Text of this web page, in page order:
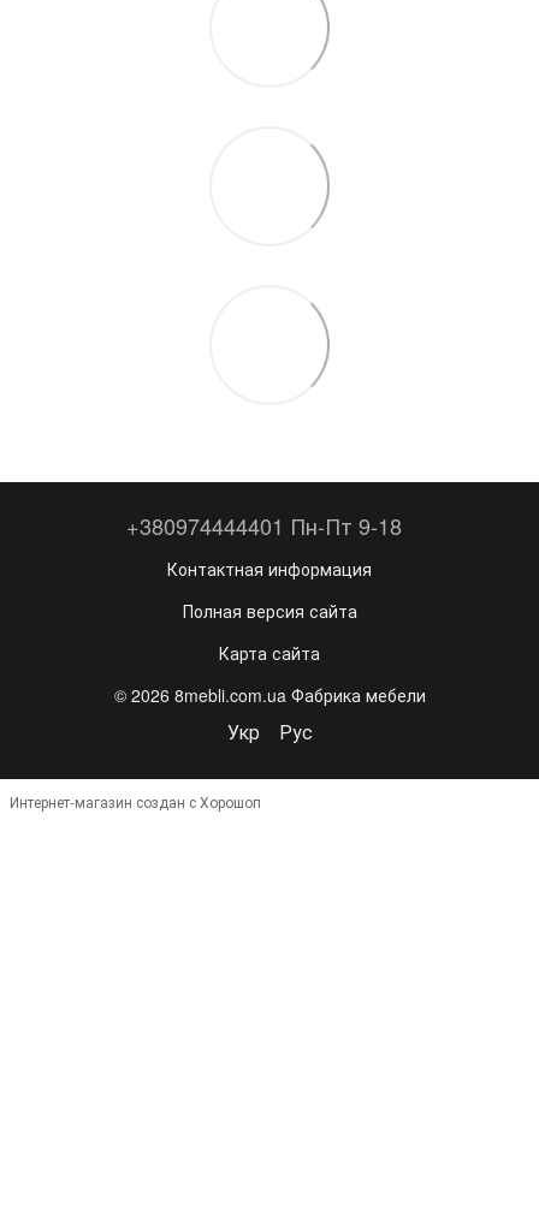
+380974444401 Пн-Пт 9-18
Контактная информация
Полная версия сайта
Карта сайта
© 2026 8mebli.com.ua Фабрика мебели
Укр Рус
Интернет-магазин создан с Хорошоп